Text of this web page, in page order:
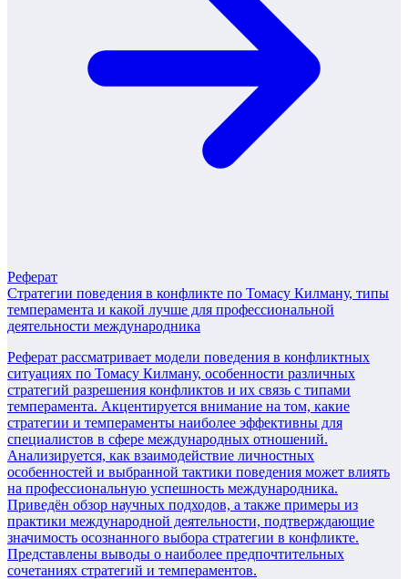
Реферат
Стратегии поведения в конфликте по Томасу Килману, типы
темперамента и какой лучше для профессиональной
деятельности международника
Реферат рассматривает модели поведения в конфликтных
ситуациях по Томасу Килману, особенности различных
стратегий разрешения конфликтов и их связь с типами
темперамента. Акцентируется внимание на том, какие
стратегии и темпераменты наиболее эффективны для
специалистов в сфере международных отношений.
Анализируется, как взаимодействие личностных
особенностей и выбранной тактики поведения может влиять
на профессиональную успешность международника.
Приведён обзор научных подходов, а также примеры из
практики международной деятельности, подтверждающие
значимость осознанного выбора стратегии в конфликте.
Представлены выводы о наиболее предпочтительных
сочетаниях стратегий и темпераментов.